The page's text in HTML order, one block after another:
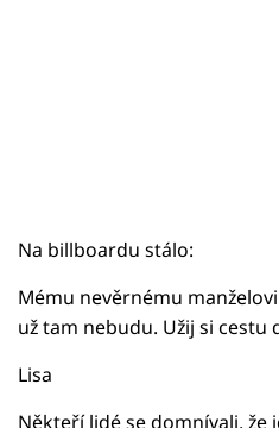
Na billboardu stálo:
Mému nevěrnému
už tam nebudu. Užij si cestu
Lisa
Někteří lidé se domnívali,